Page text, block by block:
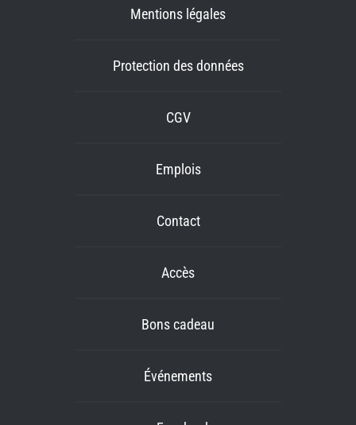
Mentions légales
Protection des données
CGV
Emplois
Contact
Accès
Bons cadeau
Événements